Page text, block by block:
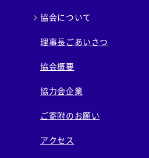
協会について
理事長ごあいさつ
協会概要
協力会企業
ご寄附のお願い
アクセス